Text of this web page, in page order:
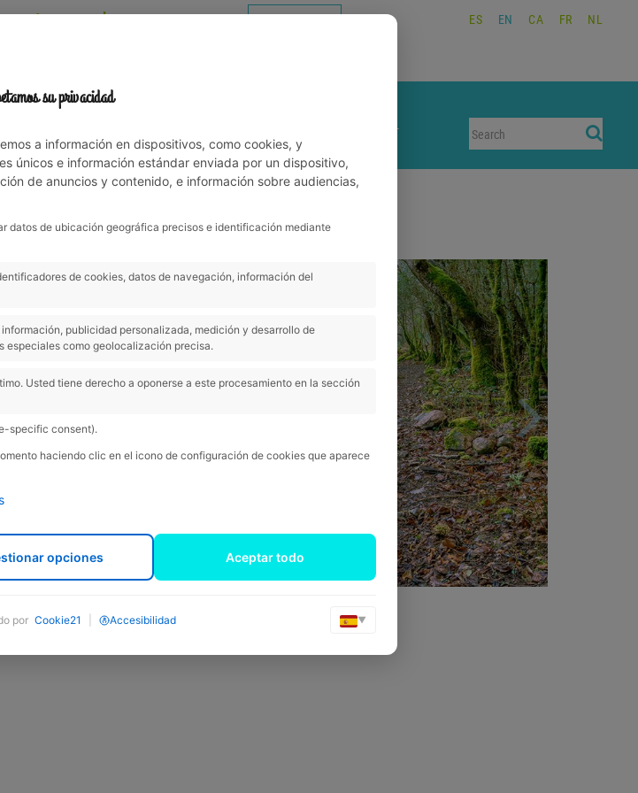
ES EN CA FR NL
nature among
CONTACT
A
Previous Next
su privacidad
a información en dispositivos, como cookies, y
únicos e información estándar enviada por un dispositivo,
de anuncios y contenido, e información sobre audiencias,
datos de ubicación geográfica precisos e identificación mediante
de cookies, datos de navegación, información del
publicidad personalizada, medición y desarrollo de
especiales como geolocalización precisa.
Usted tiene derecho a oponerse a este procesamiento en la sección
specific consent).
haciendo clic en el icono de configuración de cookies que aparece
opciones Aceptar todo
por Cookie21 Accesibilidad ▼